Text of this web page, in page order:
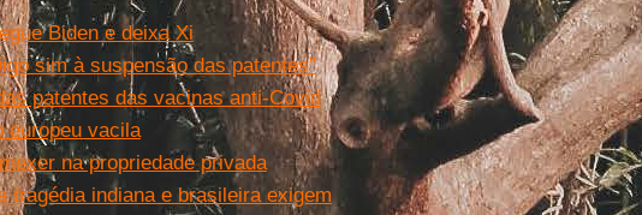
Biden e deixa Xi
sim à suspensão das patentes”
patentes das vacinas anti-Covid
europeu vacila
na propriedade privada
tragédia indiana e brasileira exigem